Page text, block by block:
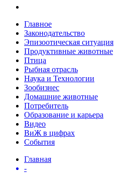
Главное
Законодательство
Эпизоотическая ситуация
Продуктивные животные
Птица
Рыбная отрасль
Наука и Технологии
Зообизнес
Домашние животные
Потребитель
Образование и карьера
Видео
ВиЖ в цифрах
События
Главная
-